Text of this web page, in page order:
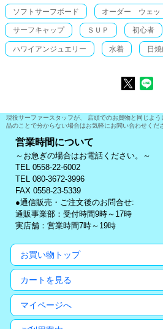
ソフトサーフボード オーダー ウェッ
サーフキャップ ＳＵＰ 初心者
ハワイアンジュエリー 水着 日
現役サーファースタッフが、 店頭でのお買物と同じよ
品のことで分からない場合はお気軽にお問い合わせくだ
営業時間について
～お急ぎの場合はお電話ください。～
TEL 0558-22-6002
TEL 080-3672-3996
FAX 0558-23-5339
●通信販売・ご注文後のお問合せ:
通販事業部：受付時間9時～17時
実店舗：営業時間7時～19時
お買い物トップ
カートを見る
マイページへ